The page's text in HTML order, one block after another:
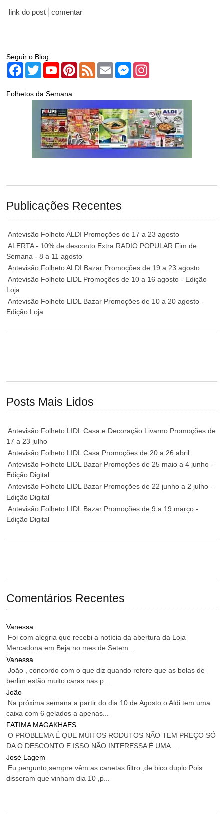
link do post comentar
Seguir o Blog:
Facebook
TwitterYouTubePinterest
Feed Email Messenger
Folhetos da Semana:
Publicações Recentes
Antevisão Folheto ALDI Promoções de 17 a 23 agosto
ALERTA - 10% de desconto Extra RADIO POPULAR Fim de
Semana - 8 a 11 agosto
Antevisão Folheto ALDI Bazar Promoções de 19 a 23 agosto
Antevisão Folheto LIDL Promoções de 10 a 16 agosto - Edição
Loja
Antevisão Folheto LIDL Bazar Promoções de 10 a 20 agosto -
Edição Loja
Posts Mais Lidos
Antevisão Folheto LIDL Casa e Decoração Livarno Promoções de
17 a 23 julho
Antevisão Folheto LIDL Casa Promoções de 20 a 26 abril
Antevisão Folheto LIDL Bazar Promoções de 25 maio a 4 junho -
Edição Digital
Antevisão Folheto LIDL Bazar Promoções de 22 junho a 2 julho -
Edição Digital
Antevisão Folheto LIDL Bazar Promoções de 9 a 19 março -
Edição Digital
Comentários Recentes
Vanessa
Foi com alegria que recebi a notícia da abertura da Loja
Mercadona em Beja no mes de Setem...
Vanessa
João , concordo com o que diz quando refere que as bolas de
berlim estão muito caras nas p...
João
Na próxima semana a partir do dia 10 de Agosto o Aldi tem uma
caixa com 6 gelados a apenas...
FATIMA MAGAKHAES
O PROBLEMA É QUE MUITOS RODUTOS NÃO TEM PREÇO SÓ
DA O DESCONTO E ISSO NÃO INTERESSA É UMA...
José Lagem
Eu pergunto,sempre vêm as canetas filtro ,de bico duplo Pois
disseram que vinham dia 10 ,p...